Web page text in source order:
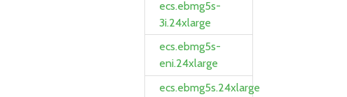
ecs.ebmg5s-
3i.24xlarge
ecs.ebmg5s-
eni.24xlarge
ecs.ebmg5s.24xlarge